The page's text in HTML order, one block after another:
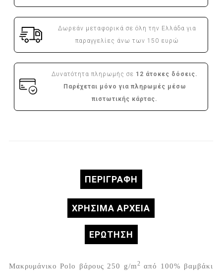
Δωρεάν μεταφορικά σε όλη την Ελλάδα για
παραγγελίες άνω των 150 ευρώ
Δυνατότητα πληρωμής σε 12 άτοκες δόσεις.
Παρέχεται μόνο για πληρωμές μέσω
πιστωτικής κάρτας.
ΠΕΡΙΓΡΑΦΉ
ΧΡΗΣΙΜΑ ΑΡΧΕΙΑ
ΕΡΏΤΗΣΗ
Μακρυμάνικο Polo βάρους 250 g/m2 από 100% βαμβάκι